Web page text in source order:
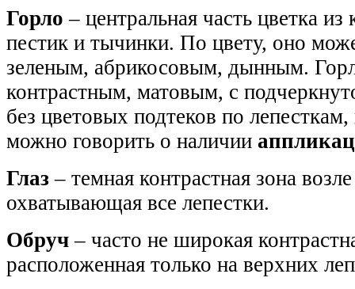
Горло – центральная часть цветка
пестик и тычинки. По цвету, оно
зеленым, абрикосовым, дынным.
контрастным, матовым, с
без цветовых подтеков по
можно говорить о наличии
Глаз– темная контрастная зона
охватывающая все лепестки.
Обруч – часто не широкая
расположенная только на верхних